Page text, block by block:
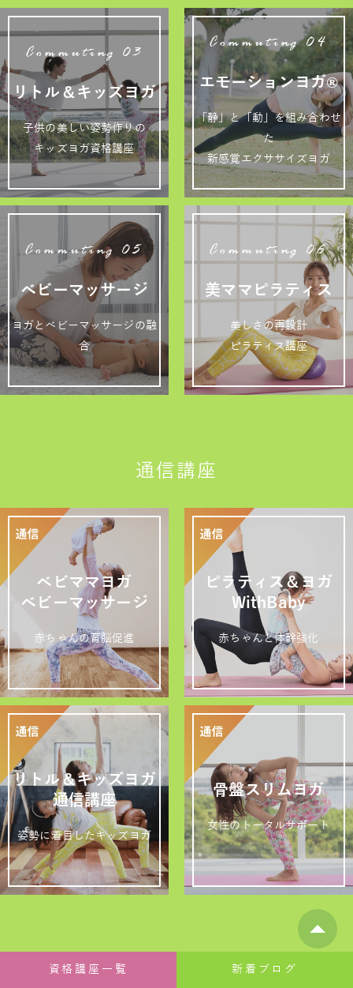
Commuting 03
リトル＆キッズヨガ
子供の美しい姿勢作りの
キッズヨガ資格講座
Commuting 04
エモーションヨガ®
「静」と「動」を組み合わせ
た
新感覚エクササイズヨガ
Commuting 05
ベビーマッサージ
ヨガとベビーマッサージの融
合
Commuting 06
美ママピラティス
美しさの再設計
ピラティス講座
通信講座
ベビママヨガ
ベビーマッサージ
赤ちゃんの育脳促進
ピラティス＆ヨガ
WithBaby
赤ちゃんと体幹強化
リトル＆キッズヨガ
通信講座
姿勢に着目したキッズヨガ
骨盤スリムヨガ
女性のトータルサポート
新着ブログ
資格講座一覧